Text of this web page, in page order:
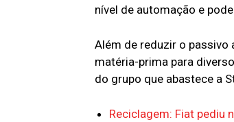
nível de automação e
Além de reduzir o passivo
matéria-prima para
do grupo que abastece a
Reciclagem: Fiat pediu